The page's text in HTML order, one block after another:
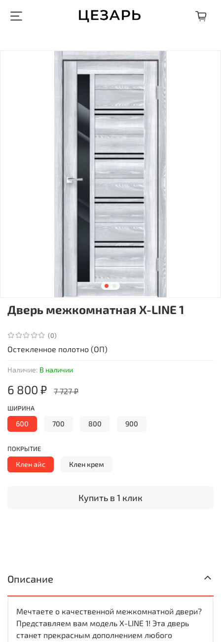
(0)
Наличие: В наличии
Дверь межкомнатная X-LINE 1
6 800 ₽ 7 727 ₽
Купить в 1 клик
ШИРИНА
600 700 800 900
ПОКРЫТИЕ
Клен айс Клен крем
Остекленное полотно (ОП)
Описание
Мечтаете о качественной межкомнатной двери?
Представляем вам модель X-LINE 1! Эта дверь
станет прекрасным дополнением любого